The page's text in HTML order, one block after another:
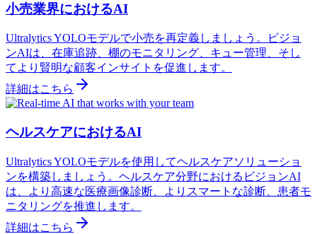
小売業界におけるAI
Ultralytics YOLOモデルで小売を再定義しましょう。ビジョ
ンAIは、在庫追跡、棚のモニタリング、キュー管理、そし
てより賢明な顧客インサイトを促進します。
詳細はこちら
ヘルスケアにおけるAI
Ultralytics YOLOモデルを使用してヘルスケアソリューショ
ンを構築しましょう。ヘルスケア分野におけるビジョンAI
は、より高速な医療画像診断、よりスマートな診断、患者モ
ニタリングを推進します。
詳細はこちら